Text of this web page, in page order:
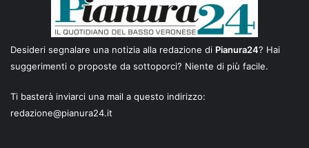
Desideri segnalare una notizia alla redazione di Pianura24? Hai
suggerimenti o proposte da sottoporci? Niente di più facile.
Ti basterà inviarci una mail a questo indirizzo:
redazione@pianura24.it